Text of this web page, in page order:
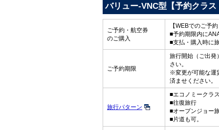
バリュー-VNC型【予約クラス
ご予約・航空券
のご購入
【WEBでのご予
■予約期限内に
■支払・購入時に
ご予約期限
旅行開始（ご出発
さい。
※変更が可能な運
済ませください。
旅行パターン
■エコノミークラ
■往復旅行
■オープンジョー
■片道も可。